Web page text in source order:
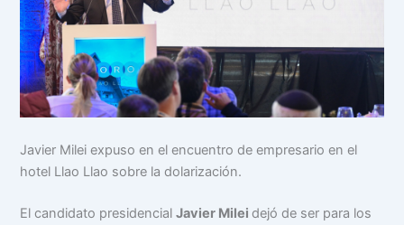
Javier Milei expuso en el encuentro de empresario en el
hotel Llao Llao sobre la dolarización.
El candidato presidencialJavier Milei dejó de ser para los